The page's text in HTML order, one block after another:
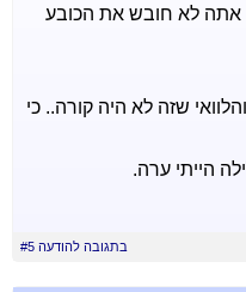
אתה לא חובש את הכובע
שזה לא היה קורה.. כי
הייתי ערה.
בתגובה להודעה #5